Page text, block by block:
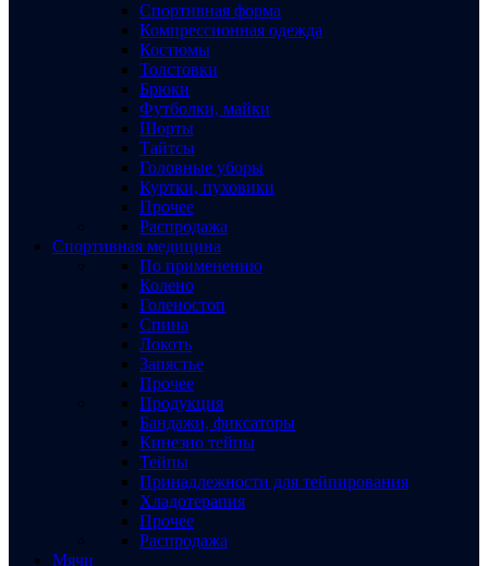
Спортивная форма
Компрессионная одежда
Костюмы
Толстовки
Брюки
Футболки, майки
Шорты
Тайтсы
Головные уборы
Куртки, пуховики
Прочее
Распродажа
Спортивная медицина
По применению
Колено
Голеностоп
Спина
Локоть
Запястье
Прочее
Продукция
Бандажи, фиксаторы
Кинезио тейпы
Тейпы
Принадлежности для тейпирования
Хладотерапия
Прочее
Распродажа
Мячи